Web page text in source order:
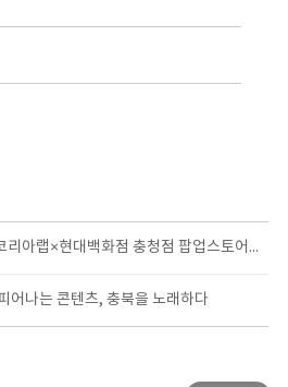
충북콘텐츠코리아랩×현대백화점 충청점 팝업스토어 선봬
어나는 콘텐츠, 충북을 노래하다